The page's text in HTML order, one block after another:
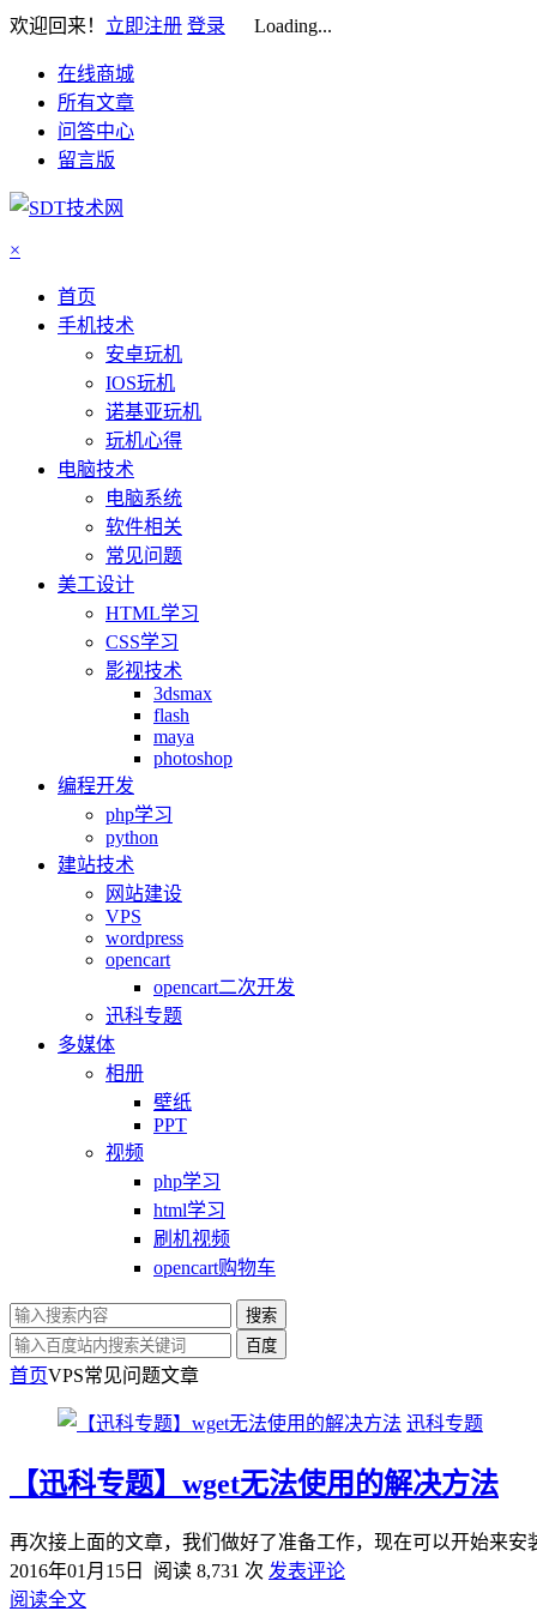
欢迎回来！ 立即注册 登录 Loading...
在线商城
所有文章
问答中心
留言版
×
首页
手机技术
安卓玩机
IOS玩机
诺基亚玩机
玩机心得
电脑技术
电脑系统
软件相关
常见问题
美工设计
HTML学习
CSS学习
影视技术
3dsmax
flash
maya
photoshop
编程开发
php学习
python
建站技术
网站建设
VPS
wordpress
opencart
opencart二次开发
迅科专题
多媒体
相册
壁纸
PPT
视频
php学习
html学习
刷机视频
opencart购物车
搜索
百度
首页VPS常见问题文章
迅科专题
【迅科专题】wget无法使用的解决方法
再次接上面的文章，我们做好了准备工作，现在可以开始来
2016年01月15日
阅读 8,731 次 发表评论
阅读全文